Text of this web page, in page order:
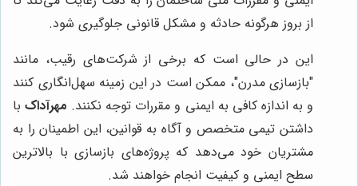
از بروز هرگونه حادثه و مشکل قانونی جلوگیری شود.
این در حالی است که برخی از شرکت‌های رقیب، مانند
"بازسازی مدرن"، ممکن است در این زمینه سهل‌انگاری کنند
و به اندازه کافی به ایمنی و مقررات توجه نکنند. مهرآداکبا
داشتن تیمی متخصص و آگاه به قوانین، این اطمینان را به
مشتریان خود می‌دهد که پروژه‌های بازسازی با بالاترین
سطح ایمنی و کیفیت انجام خواهند شد.